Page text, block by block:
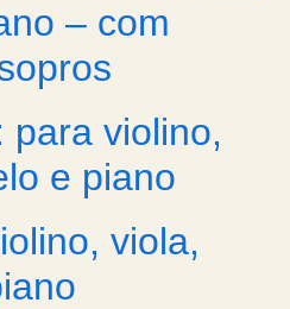
– com
para violino,
e piano
viola,